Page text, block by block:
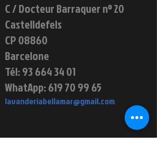
C / Docteur Barraquer nº 20
Castelldefels
CP 08860
Barcelone
Tél:93 664 34 01
WhatApp:619 70 99 65
lavanderiabellamar@gmail.com
EMPLACEMENT